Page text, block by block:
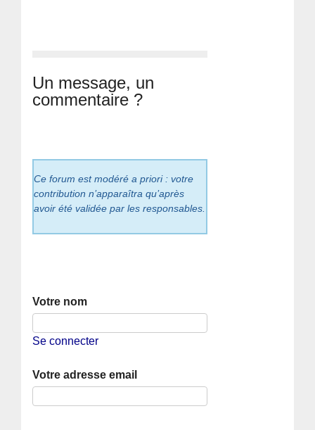
Un message, un
commentaire ?
Ce forum est modéré a priori : votre
contribution n’apparaîtra qu’après
avoir été validée par les responsables.
Votre nom
Se connecter
Votre adresse email